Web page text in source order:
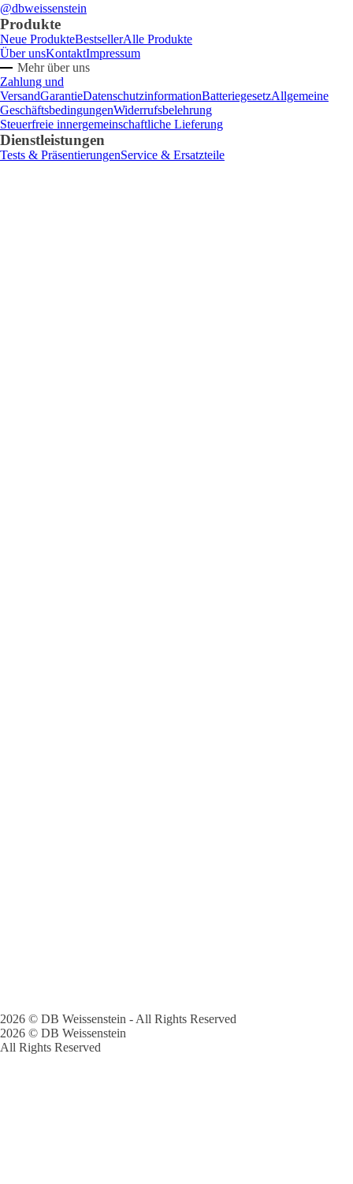
@dbweissenstein
Produkte
Neue ProdukteBestsellerAlle Produkte
Über unsKontaktImpressum
Mehr über uns
Zahlung und
VersandGarantieDatenschutzinformationBatteriegesetzAllgemeine
GeschäftsbedingungenWiderrufsbelehrung
Steuerfreie innergemeinschaftliche Lieferung
Dienstleistungen
Tests & PräsentierungenService & Ersatzteile
2026 © DB Weissenstein - All Rights Reserved
2026 © DB Weissenstein
All Rights Reserved